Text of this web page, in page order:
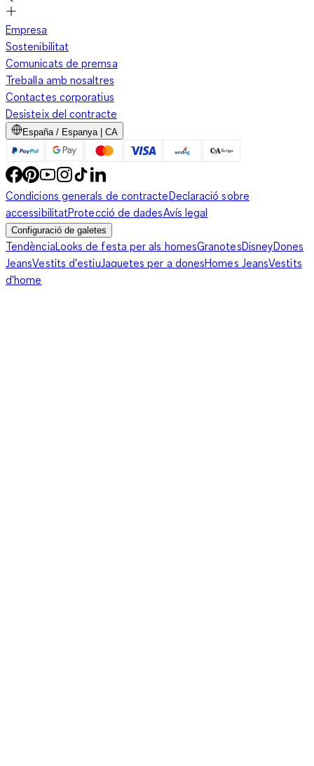
Empresa
Sostenibilitat
Comunicats de premsa
Treballa amb nosaltres
Contactes corporatius
Desisteix del contracte
España / Espanya | CA
Condicions generals de contracteDeclaració sobre
accessibilitatProtecció de dadesAvís legal
Configuració de galetes
TendènciaLooks de festa per als homesGranotesDisneyDones
JeansVestits d'estiuJaquetes per a donesHomes JeansVestits
d'home